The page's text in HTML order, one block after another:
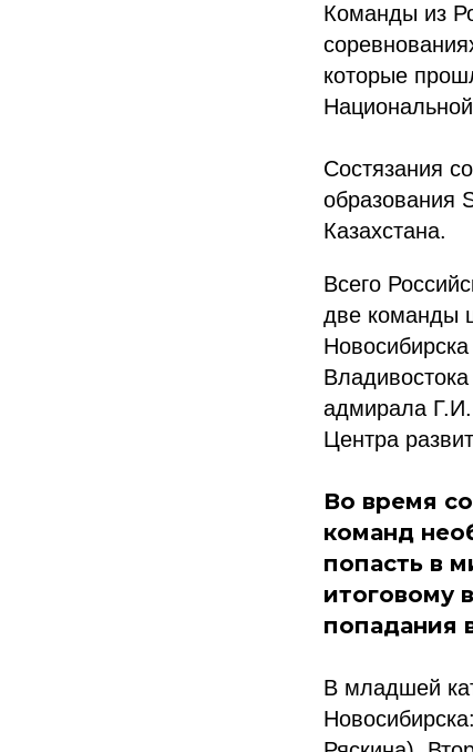
Команды из
которые
Состязания
образования
Казахстана.
Всего
две команды
адмирала Г.И.
Центра
Во время
команд
попасть в
итоговому
попадания
В младшей